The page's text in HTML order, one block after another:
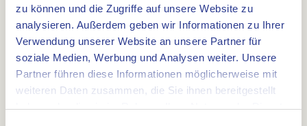
zu können und die Zugriffe auf unsere Website zu
analysieren. Außerdem geben wir Informationen zu Ihrer
Verwendung unserer Website an unsere Partner für
soziale Medien, Werbung und Analysen weiter. Unsere
Partner führen diese Informationen möglicherweise mit
weiteren Daten zusammen, die Sie ihnen bereitgestellt
haben oder die sie im Rahmen Ihrer Nutzung der Dienste
Ackerflächen rund um Heibloem und Roggel.
Ländliche Route
Die Reiterrouten runde Heibloem und Roggel
führt Sie durch die Naturschutzgebiete